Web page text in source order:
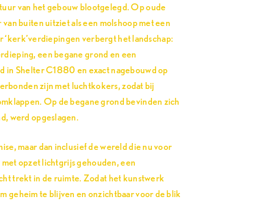
van het gebouw blootgelegd. Op oude
buiten uitziet als een molshoop met een
verbergt het landschap:
een begane grond en een
in Shelter C1880 en exact nagebouwd op
zijn met luchtkokers, zodat bij
Op de begane grond bevinden zich
werd opgeslagen.
maar dan inclusief de wereld die nu voor
opzet lichtgrijs gehouden, een
trekt in de ruimte. Zodat het kunstwerk
geheim te blijven en onzichtbaar voor de blik